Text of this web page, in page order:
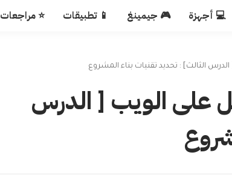
💻 أجهزة 🎮 جيمينغ 📱 تطبيقات ⭐ مراجعات
الثالث] : تحديد تقنيات بناء المشروع
على الويب [ الدرس